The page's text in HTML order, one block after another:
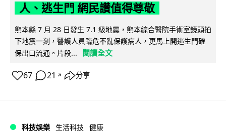
人、逃生門 網民讚值得尊敬
熊本縣 7 月 28 日發生 7.1 級地震，熊本綜合醫院手術室鏡頭拍
下地震一刻，醫護人員臨危不亂保護病人，更馬上開逃生門確
保出口流通。片段...
閱讀全文
67 21 ↗ 分享
科技娛樂 生活科技 健康